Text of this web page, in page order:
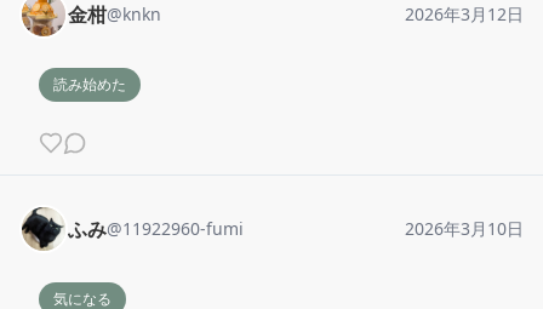
金柑@knkn 2026年3月12日
読み始めた
ふみ@11922960-fumi 2026年3月10日
気になる